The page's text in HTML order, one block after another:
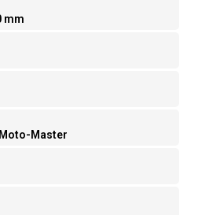
mm
Master